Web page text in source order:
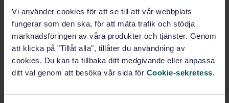
Vi använder cookies för att se till att vår webbplats
fungerar som den ska, för att mäta trafik och stödja
marknadsföringen av våra produkter och tjänster. Genom
att klicka på "Tillåt alla", tillåter du användning av
cookies. Du kan ta tillbaka ditt medgivande eller anpassa
ditt val genom att besöka vår sida för Cookie-sekretess.
Prenumerera på standarden - Läs mer
Pris:1 250 SEK
PDF
Lägg i varukorgen